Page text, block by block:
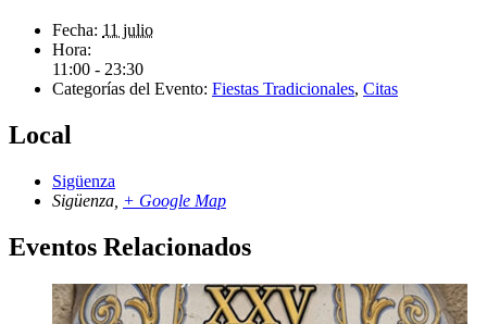
Fecha: 11 julio
Hora:
11:00 - 23:30
Categorías del Evento: Fiestas Tradicionales, Citas
Local
Sigüenza
Sigüenza + Google Map
Eventos Relacionados